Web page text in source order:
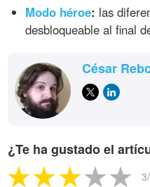
Modo héroe: las
desbloqueable al final
César
¿Te ha gustado el
3